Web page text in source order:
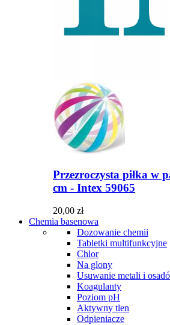
Przezroczysta piłka w
cm - Intex 59065
20,00 zł
Chemia basenowa
Dozowanie chemii
Tabletki multifunkcyjne
Chlor
Na glony
Usuwanie metali i
Koagulanty
Poziom pH
Aktywny tlen
Odpieniacze